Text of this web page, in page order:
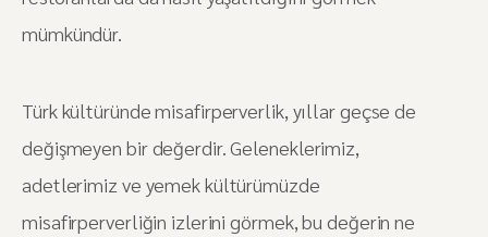
mümkündür.
Türk kültüründe misafirperverlik, yıllar geçse de
değişmeyen bir değerdir. Geleneklerimiz,
adetlerimiz ve yemek kültürümüzde
misafirperverliğin izlerini görmek, bu değerin ne